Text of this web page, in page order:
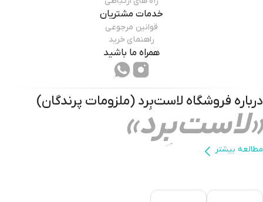
ورسلاگادر یک کیلو غذا مخلوط دانه ها و غلات .
باتشکر
the LastBird
خدمات مشتریان
قوانین مرجوعی
راهنمای خرید
همراه ما باشید
درباره فروشگاه لاست‌بِرد (ملزومات پرندگان)
«لاست‌بِرد»
مطالعه بیشتر